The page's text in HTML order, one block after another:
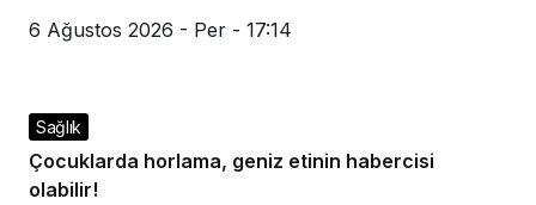
6 Ağustos 2026 - Per - 17:14
Sağlık
Çocuklarda horlama, geniz etinin habercisi
olabilir!